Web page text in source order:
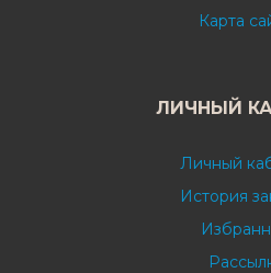
Карта
ЛИЧНЫЙ
Личный
История